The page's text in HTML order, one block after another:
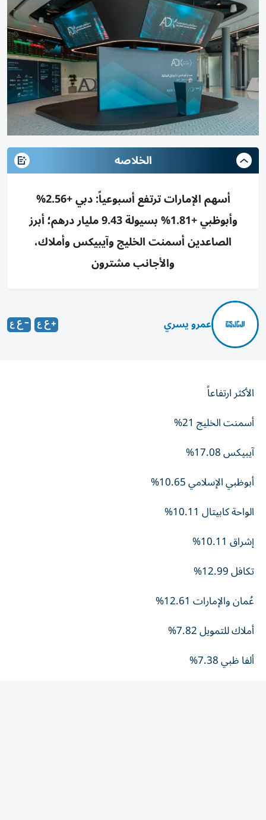
الخلاصه
أسهم الإمارات ترتفع أسبوعياً: دبي +2.56%
وأبوظبي +1.81% بسيولة 9.43 مليار درهم؛ أبرز
الصاعدين أسمنت الخليج وآيبيكس وأملاك،
والأجانب مشترون
عمرو يسري
الأكثر ارتفاعاً
أسمنت الخليج 21%
أبوظبي الإسلامي 10.65%
أملاك للتمويل 7.82%
ألفا ظبي 7.38%